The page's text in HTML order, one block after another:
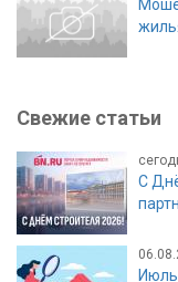
Свежие статьи
С